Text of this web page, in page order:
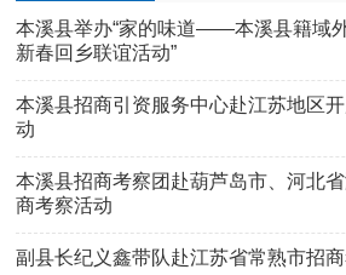
本溪县举办“家的味道——本溪县籍域
新春回乡联谊活动”
本溪县招商引资服务中心赴江苏地区
动
本溪县招商考察团赴葫芦岛市、河北
商考察活动
副县长纪义鑫带队赴江苏省常熟市招